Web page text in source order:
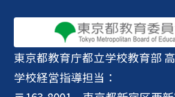
東京都教育庁都立学校教育部
学校経営指導担当：